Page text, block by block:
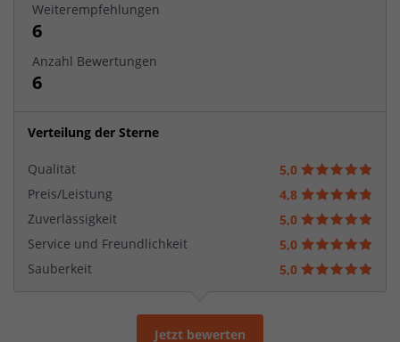
Weiterempfehlungen
6
Anzahl Bewertungen
6
Verteilung der Sterne
Qualität
5,0
Preis/Leistung
4,8
Zuverlässigkeit
5,0
Service und Freundlichkeit
5,0
Sauberkeit
5,0
Jetzt bewerten